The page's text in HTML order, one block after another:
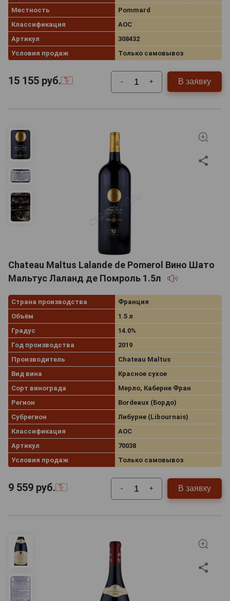
Местность
Pommard
Классификация
AOC
Артикул
308432
Условия продаж
Только самовывоз
15 155 руб. - + В заявку
Chateau Maltus Lalande de Pomerol Вино Шато
Мальтус Лаланд де Помроль 1.5л
Страна производства
Франция
Объём
1.5 л
Градус
14.0%
Год производства
2019
Производитель
Chateau Maltus
Вид вина
Красное сухое
Сорт винограда
Мерло, Каберне Фран
Регион
Bordeaux (Бордо)
Субрегион
Либурне (Libournais)
Классификация
AOC
Артикул
70038
Условия продаж
Только самовывоз
9 559 руб. - + В заявку